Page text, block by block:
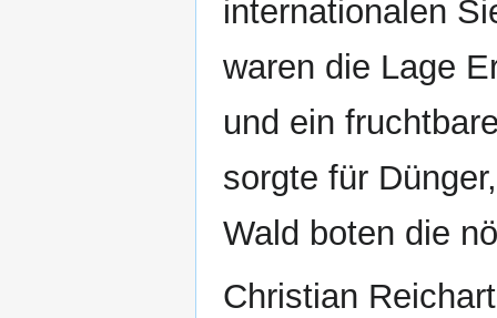
internationalen
waren die Lage
und ein
sorgte für
Wald boten die
Christian